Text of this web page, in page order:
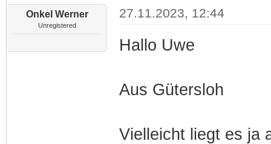
Onkel Werner
Unregistered
27.11.2023, 12:44
Hallo Uwe
Aus Gütersloh
Vielleicht liegt es ja